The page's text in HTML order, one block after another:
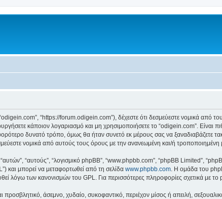
“https://forum.odigein.com”), δέχεστε ότι δεσμεύεστε νομικά από
κάποιον λογαριασμό και μη χρησιμοποιήσετε το “odigein.com”. Είναι
δυνατό τρόπο, όμως θα ήταν συνετό εκ μέρους σας να ξαναδιαβάζετε
νομικά από αυτούς τους όρους με την ανανεωμένη και/ή
“αυτών”, “αυτούς”, “λογισμικό phpBB”, “www.phpbb.com”, “phpBB Limited”,
και μπορεί να μεταφορτωθεί από τη σελίδα www.phpbb.com . Η ομάδα του
λόγω των κανονισμών του GPL. Για περισσότερες πληροφορίες σχετικά με
άσεμνο, χυδαίο, συκοφαντικό, περιέχον μίσος ή απειλή,